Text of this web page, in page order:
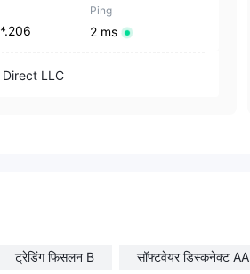
Ping
2 ms
Direct LLC
ट्रेडिंग फिसलन B सॉफ्टवेयर डिस्कनेक्ट AA